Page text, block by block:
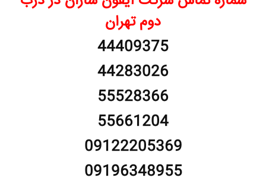
دوم تهران
44409375
44283026
55528366
55661204
09122205369
09196348955